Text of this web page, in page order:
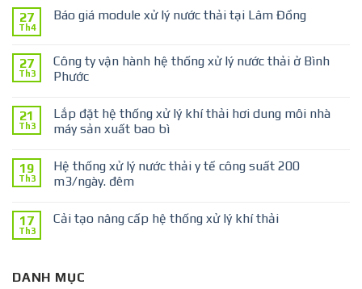
27
Th4
Báo giá module xử lý nước thải tại Lâm Đồng
27
Th3
Công ty vận hành hệ thống xử lý nước thải ở Bình
Phước
21
Th3
Lắp đặt hệ thống xử lý khí thải hơi dung môi nhà
máy sản xuất bao bì
19
Th3
Hệ thống xử lý nước thải y tế công suất 200
m3/ngày. đêm
17
Th3
Cải tạo nâng cấp hệ thống xử lý khí thải
DANH MỤC